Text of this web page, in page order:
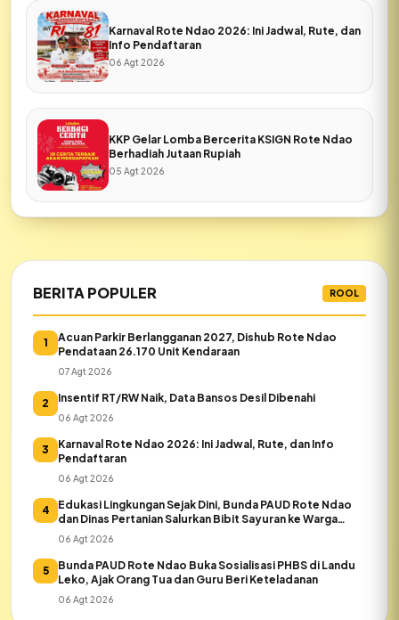
Karnaval Rote Ndao 2026: Ini Jadwal, Rute, dan
Info Pendaftaran
06 Agt 2026
KKP Gelar Lomba Bercerita KSIGN Rote Ndao
Berhadiah Jutaan Rupiah
05 Agt 2026
BERITA POPULER ROOL
1
Acuan Parkir Berlangganan 2027, Dishub Rote Ndao
Pendataan 26.170 Unit Kendaraan
07 Agt 2026
2 Insentif RT/RW Naik, Data Bansos Desil Dibenahi
06 Agt 2026
3
Karnaval Rote Ndao 2026: Ini Jadwal, Rute, dan Info
Pendaftaran
06 Agt 2026
4
Edukasi Lingkungan Sejak Dini, Bunda PAUD Rote Ndao
dan Dinas Pertanian Salurkan Bibit Sayuran ke Warga
Daeloni
06 Agt 2026
5
Bunda PAUD Rote Ndao Buka Sosialisasi PHBS di Landu
Leko, Ajak Orang Tua dan Guru Beri Keteladanan
06 Agt 2026